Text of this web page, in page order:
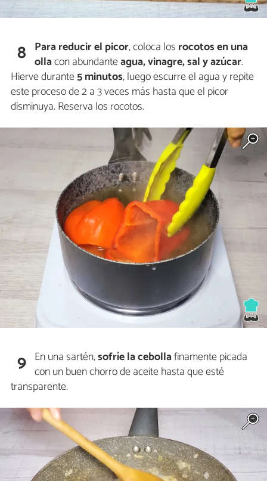
8 Para reducir el picor, coloca los rocotos en una
ollacon abundanteagua, vinagre, sal y azúcar.
Hierve durante5 minutos, luego escurre el agua y repite
este proceso de 2 a 3 veces más hasta que el picor
disminuya. Reserva los rocotos.
9 En una sartén,sofríe la cebollafinamente picada
con un buen chorro de aceite hasta que esté
transparente.